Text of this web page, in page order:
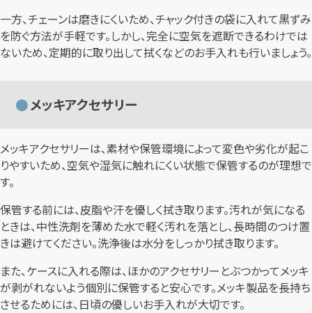
一方、チェーンは磨きにくいため、チャック付きの袋に入れて黒ずみ
を防ぐ方法が手軽です。しかし、完全に空気を遮断できるわけでは
ないため、定期的に取り出して拭くなどのお手入れも行いましょう。
メッキアクセサリー
メッキアクセサリーは、素材や保管環境によって変色や劣化が起こ
りやすいため、空気や湿気に触れにくい状態で保管するのが理想で
す。
保管する前には、皮脂や汗を優しく拭き取ります。汚れが気になる
ときは、中性洗剤を薄めた水で軽く汚れを落とし、長時間のつけ置
きは避けてください。洗浄後は水分をしっかり拭き取ります。
また、ケースに入れる際は、ほかのアクセサリーとぶつかってメッキ
が剥がれないよう個別に保管すると安心です。メッキ製品を長持ち
させるためには、日頃の優しいお手入れが大切です。